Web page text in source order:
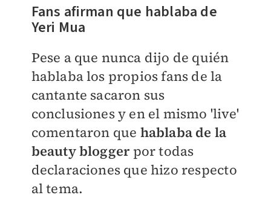
Fans afirman que hablaba de
Yeri Mua
Pese a que nunca dijo de quién
hablaba los propios fans de la
cantante sacaron sus
conclusiones y en el mismo 'live'
comentaron que hablaba de la
beauty bloggerpor todas
declaraciones que hizo respecto
al tema.